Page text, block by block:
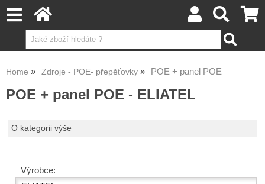
Home Zdroje - POE- přepěťovky POE + panel POE
POE + panel POE - ELIATEL
O kategorii výše
Výrobce: